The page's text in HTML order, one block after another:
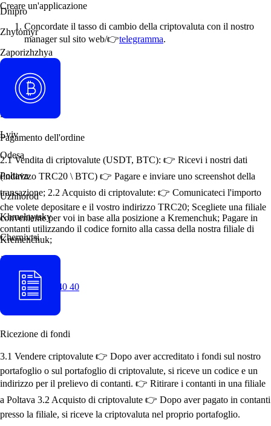
Dnipro
Zhytomyr
Zaporizhzhya
Kamianske
Kiev
Kremenchuk
Lviv
Odesa
Poltava
Uzhhorod
Khmelnytsky
Chernivtsi
+38 (077) 294 40 40
Creare un'applicazione
Concordate il tasso di cambio della criptovaluta con il nostro
manager sul sito web/👉telegramma.
Pagamento dell'ordine
2.1 Vendita di criptovalute (USDT, BTC): 👉 Ricevi i nostri dati
(indirizzo TRC20 \ BTC) 👉 Pagare e inviare uno screenshot della
transazione; 2.2 Acquisto di criptovalute: 👉 Comunicateci l'importo
che volete depositare e il vostro indirizzo TRC20; Scegliete una filiale
conveniente per voi in base alla posizione a Kremenchuk; Pagare in
contanti utilizzando il codice fornito alla cassa della nostra filiale di
Kremenchuk;
Ricezione di fondi
3.1 Vendere criptovalute 👉 Dopo aver accreditato i fondi sul nostro
portafoglio o sul portafoglio di criptovalute, si riceve un codice e un
indirizzo per il prelievo di contanti. 👉 Ritirare i contanti in una filiale
a Poltava 3.2 Acquisto di criptovalute 👉 Dopo aver pagato in contanti
presso la filiale, si riceve la criptovaluta nel proprio portafoglio.